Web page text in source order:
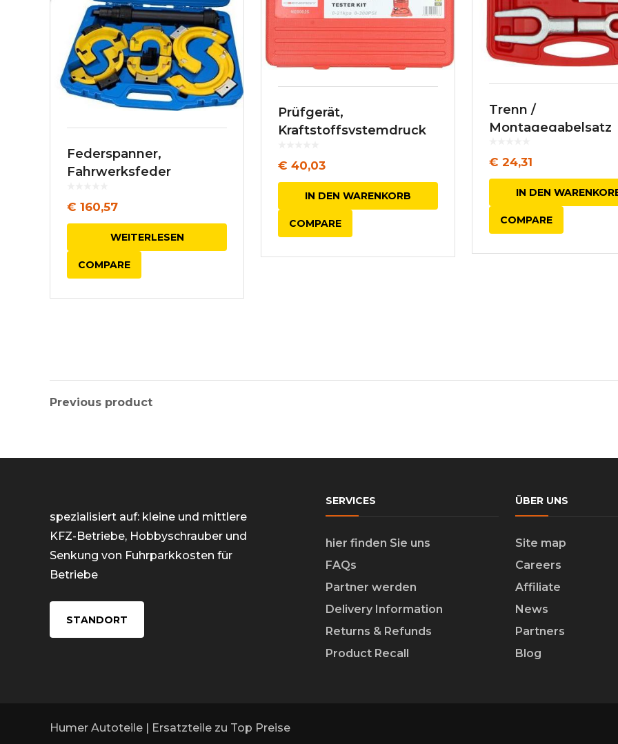
Federspanner,
Fahrwerksfeder
€ 160,57
WEITERLESEN
COMPARE
Prüfgerät,
Kraftstoffsystemdruck
€ 40,03
IN DEN WARENKORB
COMPARE
Trenn /
Montagegabelsatz
€ 24,31
IN DEN
COMPARE
Previous product
spezialisiert auf: kleine und mittlere
KFZ-Betriebe, Hobbyschrauber und
Senkung von Fuhrparkkosten für
Betriebe
STANDORT
SERVICES
hier finden Sie uns
FAQs
Partner werden
Delivery Information
Returns & Refunds
Product Recall
ÜBER UNS
Site map
Careers
Affiliate
News
Partners
Blog
Humer Autoteile | Ersatzteile zu Top Preise